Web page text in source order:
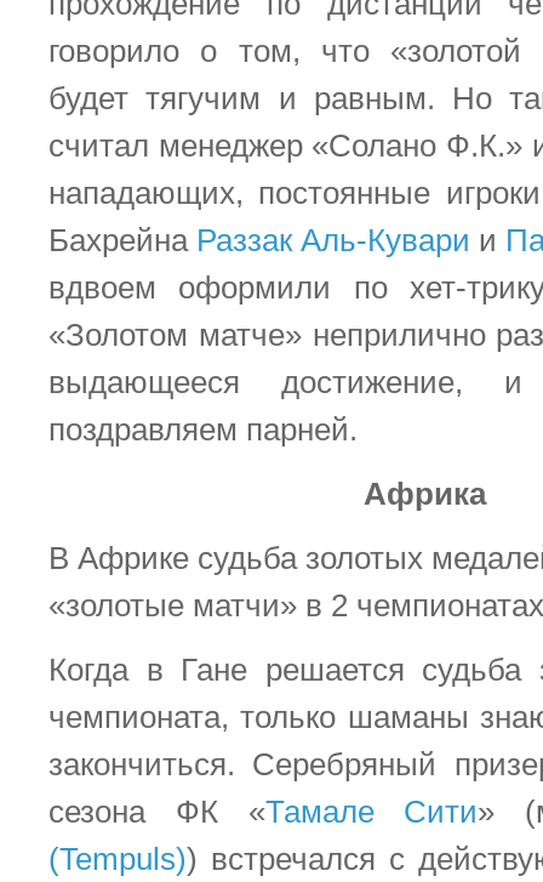
говорило о том, что
будет тягучим и равным. Но
считал менеджер «Солано Ф.К.»
нападающих, постоянные
Бахрейна Раззак Аль-Кувари и
вдвоем оформили по хет-
«Золотом матче» неприлично
выдающееся
поздравляем парней.
Африка
В Африке судьба золотых
«золотые матчи» в 2
Когда в Гане решается судьба
чемпионата, только шаманы
закончиться. Серебряный
сезона ФК «Тамале Сити»
(Tempuls)) встречался с